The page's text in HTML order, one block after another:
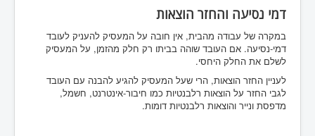
דמי נסיעה והחזר הוצאות
במקרה של עבודה מהבית, אין חובה על המעסיק להעניק לעובד
דמי-נסיעה. אם העובד שוהה בביתו רק חלק מהזמן, על המעסיק
לשלם את החלק היחסי.
לעניין החזר הוצאות, הרי שעל המעסיק להגיע להבנה עם העובד
לגבי החזר על הוצאות רלבנטיות כמו חיבור-אינטרנט, חשמל,
מדפסת ונייר והוצאות רלבנטיות דומות.